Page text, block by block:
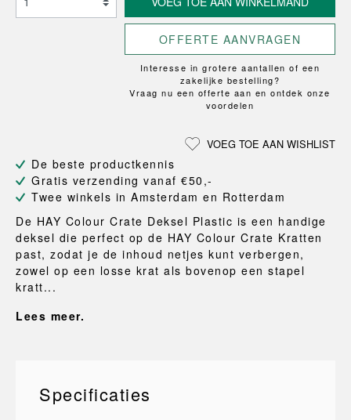
OFFERTE AANVRAGEN
Interesse in grotere aantallen of een
zakelijke bestelling?
Vraag nu een offerte aan en ontdek onze
voordelen
VOEG TOE AAN WISHLIST
De beste productkennis
Gratis verzending vanaf €50,-
Twee winkels in Amsterdam en Rotterdam
De HAY Colour Crate Deksel Plastic is een handige
deksel die perfect op de HAY Colour Crate Kratten
past, zodat je de inhoud netjes kunt verbergen,
zowel op een losse krat als bovenop een stapel
kratt...
Lees meer.
Specificaties